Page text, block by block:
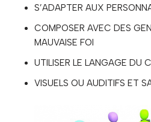
S’ADAPTER AUX
COMPOSER AVEC DES
MAUVAISE FOI
UTILISER LE LANGAGE DU
VISUELS OU AUDITIFS ET